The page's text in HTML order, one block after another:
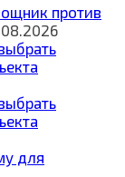
против
для